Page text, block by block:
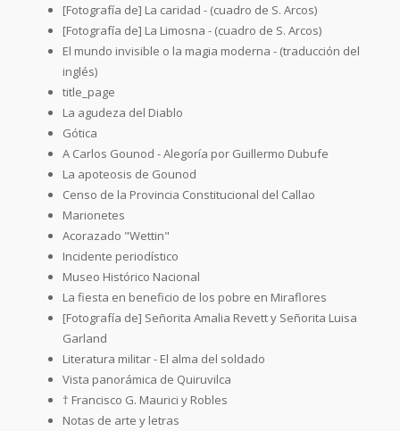
[Fotografía de] La caridad - (cuadro de S. Arcos)
[Fotografía de] La Limosna - (cuadro de S. Arcos)
El mundo invisible o la magia moderna - (traducción del
inglés)
title_page
La agudeza del Diablo
Gótica
A Carlos Gounod - Alegoría por Guillermo Dubufe
La apoteosis de Gounod
Censo de la Provincia Constitucional del Callao
Marionetes
Acorazado "Wettin"
Incidente periodístico
Museo Histórico Nacional
La fiesta en beneficio de los pobre en Miraflores
[Fotografía de] Señorita Amalia Revett y Señorita Luisa
Garland
Literatura militar - El alma del soldado
Vista panorámica de Quiruvilca
† Francisco G. Maurici y Robles
Notas de arte y letras